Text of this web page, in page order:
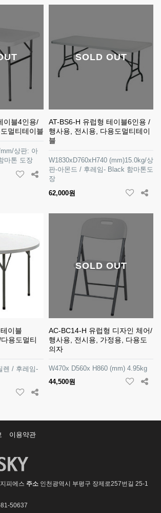
이블4인용/
멀티테이블
상판: 아
마톤 도장
SOLD OUT
AT-BS6-H 유럽형 테이블6인용 /
행사용, 전시용, 다용도멀티테이
블
W1830xD760xH740 (mm)15.0kg/상
판-아몬드 / 후레임- Black 함마톤도
장
62,000원
이블
용도멀티
렌 / 후레임-
SOLD OUT
AC-BC14-H 유럽형 디자인 체어/
행사용, 전시용, 가정용, 다용도
의자
W470x D560x H860 (mm) 4.95kg
44,500원
이용약관
피에스 주소 인천광역시 부평구 장제로257번길 25-1
50637